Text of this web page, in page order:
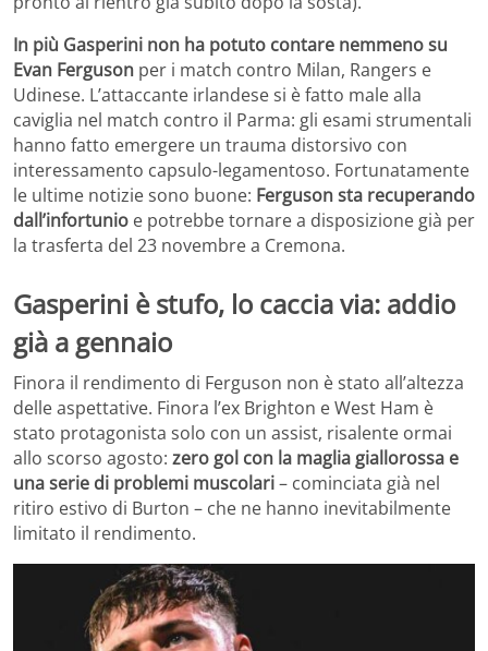
In più Gasperini non ha potuto contare nemmeno su
Evan Ferguson per i match contro Milan, Rangers e
Udinese. L’attaccante irlandese si è fatto male alla
caviglia nel match contro il Parma: gli esami strumentali
hanno fatto emergere un trauma distorsivo con
interessamento capsulo-legamentoso. Fortunatamente
le ultime notizie sono buone: Ferguson sta recuperando
dall’infortunio e potrebbe tornare a disposizione già per
la trasferta del 23 novembre a Cremona.
Gasperini è stufo, lo caccia via: addio
già a gennaio
Finora il rendimento di Ferguson non è stato all’altezza
delle aspettative. Finora l’ex Brighton e West Ham è
stato protagonista solo con un assist, risalente ormai
allo scorso agosto: zero gol con la maglia giallorossa e
una serie di problemi muscolari– cominciata già nel
ritiro estivo di Burton – che ne hanno inevitabilmente
limitato il rendimento.